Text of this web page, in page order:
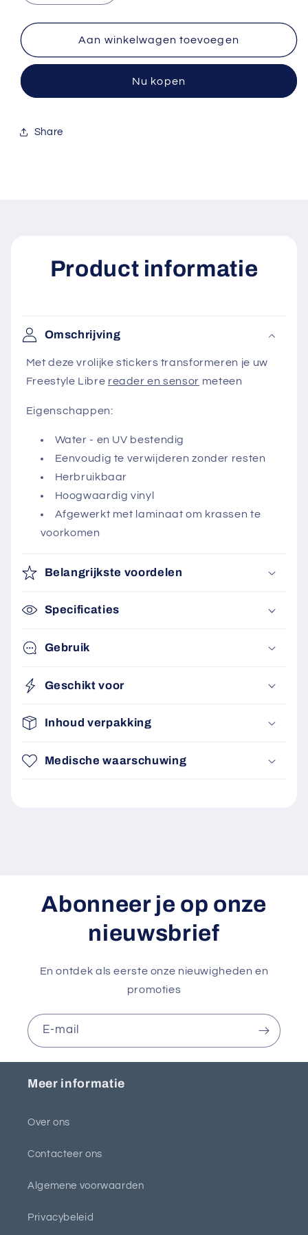
verlagen
voor
Freestyle
Libre
verhogen
voor
Freestyle
Libre
Sticker
Aan winkelwagen toevoegen
Nu kopen
Share
Product informatie
Omschrijving
Met deze vrolijke stickers transformeren je uw
Freestyle Libre reader en sensor meteen
Eigenschappen:
Water - en UV bestendig
Eenvoudig te verwijderen zonder resten
Herbruikbaar
Hoogwaardig vinyl
Afgewerkt met laminaat om krassen te
voorkomen
Belangrijkste voordelen
Specificaties
Gebruik
Geschikt voor
Inhoud verpakking
Medische waarschuwing
Abonneer je op onze
nieuwsbrief
En ontdek als eerste onze nieuwigheden en
promoties
E‑mail
Meer informatie
Over ons
Contacteer ons
Algemene voorwaarden
Privacybeleid